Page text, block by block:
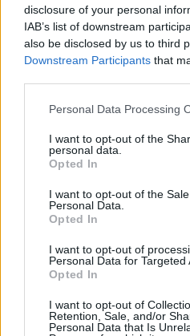
disclosure of your personal
IAB’s list of downstream
also be disclosed by us to third
Downstream Participants that
Personal Data Processing
I want to opt-out of the
personal data.
Opted In
I want to opt-out of the
Personal Data.
Opted In
I want to opt-out of
Personal Data for Targeted
Opted In
I want to opt-out of
Retention, Sale, and/or
Personal Data that Is
Εγγραφή
Αποδέχομαι τους
και την
X